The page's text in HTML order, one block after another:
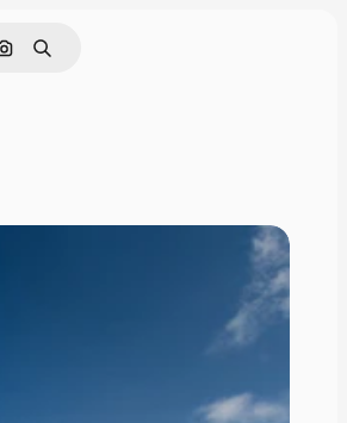
Buscar por imagen
Buscar